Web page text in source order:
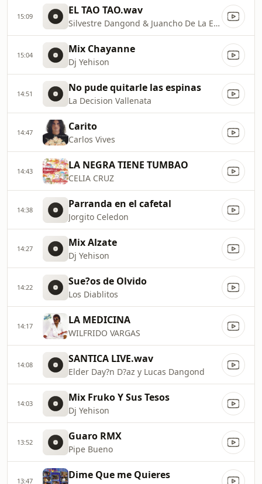
15:09 EL TAO TAO.wav
Silvestre Dangond & Juancho De La Espriella
15:04 Mix Chayanne
Dj Yehison
14:51 No pude quitarle las espinas
La Decision Vallenata
14:47 Carito
Carlos Vives
14:43 LA NEGRA TIENE TUMBAO
CELIA CRUZ
14:38 Parranda en el cafetal
Jorgito Celedon
14:27 Mix Alzate
Dj Yehison
14:22 Sue?os de Olvido
Los Diablitos
14:17 LA MEDICINA
WILFRIDO VARGAS
14:08 SANTICA LIVE.wav
Elder Day?n D?az y Lucas Dangond
14:03 Mix Fruko Y Sus Tesos
Dj Yehison
13:52 Guaro RMX
Pipe Bueno
13:47 Dime Que me Quieres